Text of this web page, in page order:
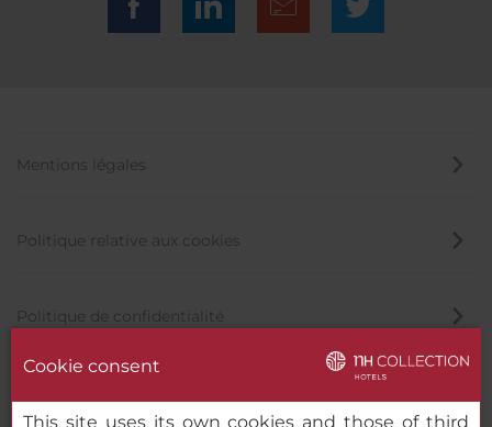
Mentions légales
Politique relative aux cookies
Politique de confidentialité
Cookie consent
This site uses its own cookies and those of third